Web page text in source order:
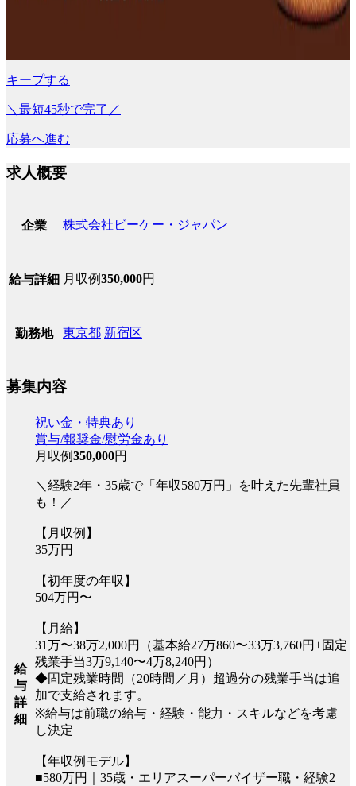
キープする
＼最短45秒で完了／
応募へ進む
求人概要
企業 株式会社ビーケー・ジャパン
給与詳細 月収例350,000円
勤務地 東京都 新宿区
募集内容
給
与
詳
細
祝い金・特典あり
賞与/報奨金/慰労金あり
月収例350,000円
＼経験2年・35歳で「年収580万円」を叶えた先輩社員
も！／
【月収例】
35万円
【初年度の年収】
504万円〜
【月給】
31万〜38万2,000円（基本給27万860〜33万3,760円+固定
残業手当3万9,140〜4万8,240円）
◆固定残業時間（20時間／月）超過分の残業手当は追
加で支給されます。
※給与は前職の給与・経験・能力・スキルなどを考慮
し決定
【年収例モデル】
■580万円｜35歳・エリアスーパーバイザー職・経験2